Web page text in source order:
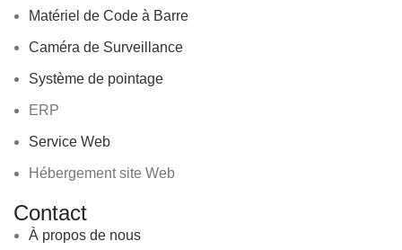
Matériel de Code à Barre
Caméra de Surveillance
Système de pointage
ERP
Service Web
Hébergement site Web
Contact
À propos de nous